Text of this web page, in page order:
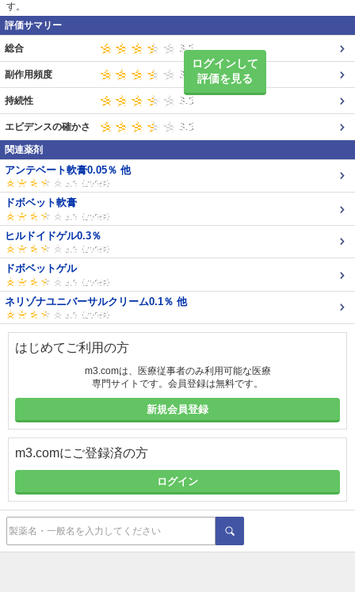
す。
評価サマリー
ログインして
評価を見る
総合
副作用頻度
持続性
エビデンスの確かさ
関連薬剤
アンテベート軟膏0.05％ 他
ドボベット軟膏
ヒルドイドゲル0.3％
ドボベットゲル
ネリゾナユニバーサルクリーム0.1％ 他
はじめてご利用の方
m3.comは、医療従事者のみ利用可能な医療
専門サイトです。会員登録は無料です。
新規会員登録
m3.comにご登録済の方
ログイン